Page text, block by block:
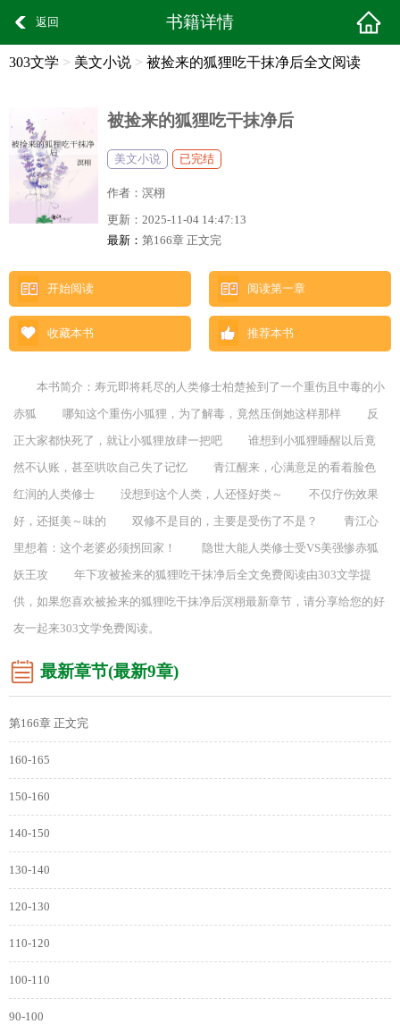
返回 书籍详情
303文学 > 美文小说 > 被捡来的狐狸吃干抹净后全文阅读
被捡来的狐狸吃干抹净后
美文小说 已完结
作者： 溟栩
更新： 2025-11-04 14:47:13
最新： 第166章 正文完
开始阅读 阅读第一章
收藏本书 推荐本书
本书简介：寿元即将耗尽的人类修士柏楚捡到了一个重伤且中毒的小
赤狐 哪知这个重伤小狐狸，为了解毒，竟然压倒她这样那样 反
正大家都快死了，就让小狐狸放肆一把吧 谁想到小狐狸睡醒以后竟
然不认账，甚至哄吹自己失了记忆 青江醒来，心满意足的看着脸色
红润的人类修士 没想到这个人类，人还怪好类～ 不仅疗伤效果
好，还挺美～味的 双修不是目的，主要是受伤了不是？ 青江心
里想着：这个老婆必须拐回家！ 隐世大能人类修士受VS美强惨赤狐
妖王攻 年下攻被捡来的狐狸吃干抹净后全文免费阅读由303文学提
供，如果您喜欢被捡来的狐狸吃干抹净后溟栩最新章节，请分享给您的好
友一起来303文学免费阅读。
最新章节(最新9章)
第166章 正文完
160-165
150-160
140-150
130-140
120-130
110-120
100-110
90-100